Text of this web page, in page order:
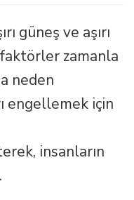
güneş ve aşırı
zamanla
neden
engellemek için
insanların